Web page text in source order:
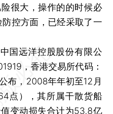
很大，操作的的时候必
控方面，已经采取了一
远洋控股股份有限公
，香港交易所代码：
布，2008年年初至12月
点），其所属干散货船
变动损失合计为53.8亿